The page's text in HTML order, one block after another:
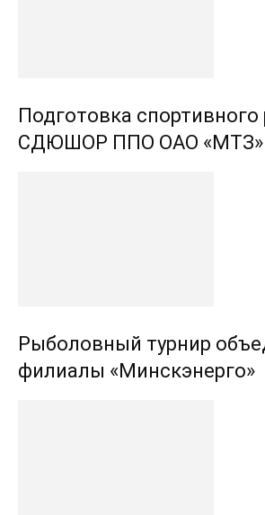
Подготовка спортивного
СДЮШОР ППО ОАО «МТЗ»
Рыболовный турнир
филиалы «Минскэнерго»